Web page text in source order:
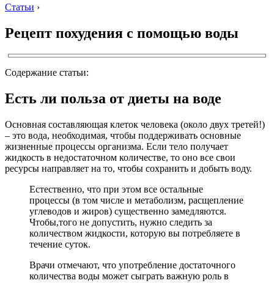
Статьи ›
Рецепт похудения с помощью воды
Содержание статьи:
Есть ли польза от диеты на воде
Основная составляющая клеток человека (около двух третей!)
– это вода, необходимая, чтобы поддерживать основные
жизненные процессы организма. Если тело получает
жидкость в недостаточном количестве, то оно все свои
ресурсы направляет на то, чтобы сохранить и добыть воду.
Естественно, что при этом все остальные
процессы (в том числе и метаболизм, расщепление
углеводов и жиров) существенно замедляются.
Чтобы,того не допустить, нужно следить за
количеством жидкости, которую вы потребляете в
течение суток.
Врачи отмечают, что употребление достаточного
количества воды может сыграть важную роль в